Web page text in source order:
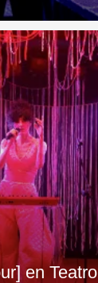
en Teatro